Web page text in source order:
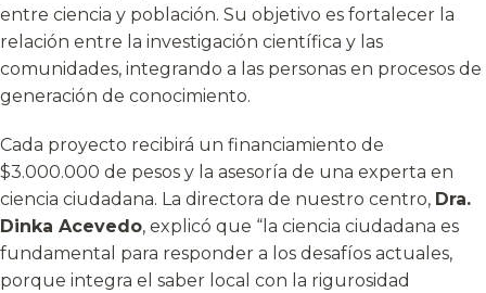
entre ciencia y población. Su objetivo es fortalecer la
relación entre la investigación científica y las
comunidades, integrando a las personas en procesos de
generación de conocimiento.
Cada proyecto recibirá un financiamiento de
$3.000.000 de pesos y la asesoría de una experta en
ciencia ciudadana. La directora de nuestro centro, Dra.
Dinka Acevedo, explicó que “la ciencia ciudadana es
fundamental para responder a los desafíos actuales,
porque integra el saber local con la rigurosidad